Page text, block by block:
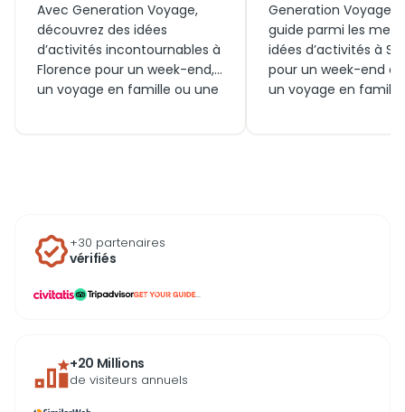
Avec Generation Voyage,
découvrez des idées
d’activités incontournables à
Florence pour un week-end,
un voyage en famille ou une
vivre Florence intensément.
Generation Voyage
guide parmi les
idées d’activités à
pour un week-end
un voyage en
+30 partenaires
vérifiés
...
+20 Millions
de visiteurs annuels